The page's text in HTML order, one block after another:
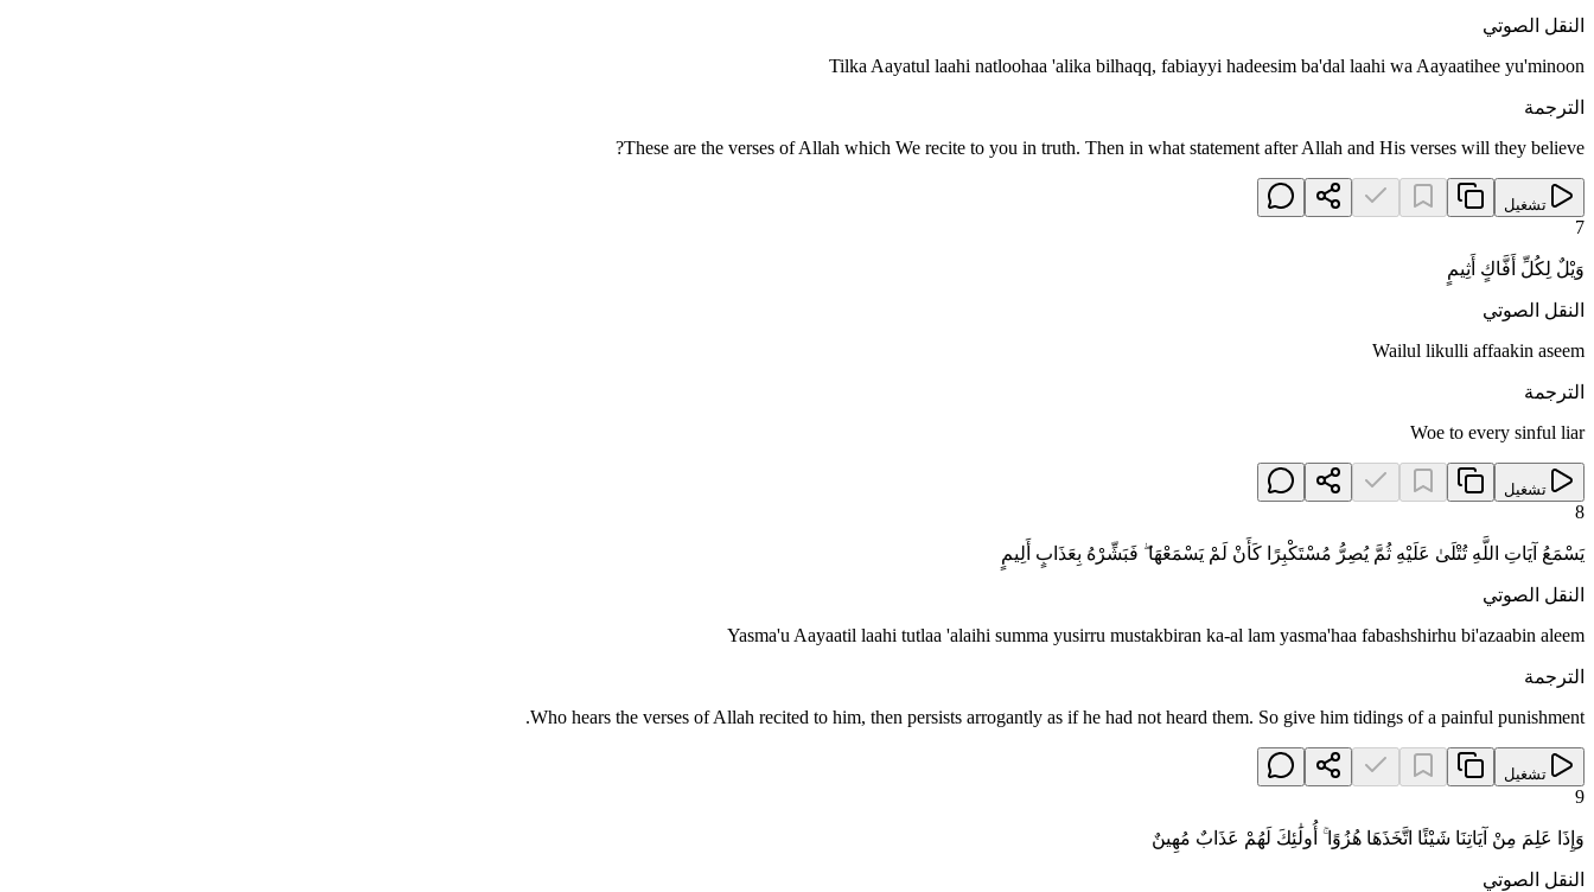
النقل الصوتي
Tilka Aayatul laahi natloohaa 'alika bilhaqq, fabiayyi hadeesim ba'dal laahi wa Aayaatihee yu'minoon
الترجمة
These are the verses of Allah which We recite to you in truth. Then in what statement after Allah and His verses will they believe?
تشغيل
7
وَيْلٌ لِكُلِّ أَفَّاكٍ أَثِيمٍ
النقل الصوتي
Wailul likulli affaakin aseem
الترجمة
Woe to every sinful liar
تشغيل
8
يَسْمَعُ آيَاتِ اللَّهِ تُتْلَىٰ عَلَيْهِ ثُمَّ يُصِرُّ مُسْتَكْبِرًا كَأَنْ لَمْ يَسْمَعْهَا ۖ فَبَشِّرْهُ بِعَذَابٍ أَلِيمٍ
النقل الصوتي
Yasma'u Aayaatil laahi tutlaa 'alaihi summa yusirru mustakbiran ka-al lam yasma'haa fabashshirhu bi'azaabin aleem
الترجمة
Who hears the verses of Allah recited to him, then persists arrogantly as if he had not heard them. So give him tidings of a painful punishment.
تشغيل
9
وَإِذَا عَلِمَ مِنْ آيَاتِنَا شَيْئًا اتَّخَذَهَا هُزُوًا ۚ أُولَٰئِكَ لَهُمْ عَذَابٌ مُهِينٌ
النقل الصوتي